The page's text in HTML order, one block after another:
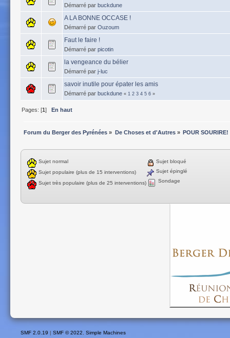
Démarré par buckdune
A LA BONNE OCCASE !
Démarré par Ouzoum
Faut le faire !
Démarré par picotin
la vengeance du bélier
Démarré par j-luc
savoir inutile pour épater les amis
Démarré par buckdune « 1 2 3 4 5 6 »
Pages: [1]En haut
Forum du Berger des Pyrénées » De Choses et d'Autres» POUR SOURIRE!
Sujet normal
Sujet populaire (plus de 15 interventions)
Sujet très populaire (plus de 25 interventions)
Sujet bloqué
Sujet épinglé
Sondage
SMF 2.0.19 SMF © 2022, Simple Machines